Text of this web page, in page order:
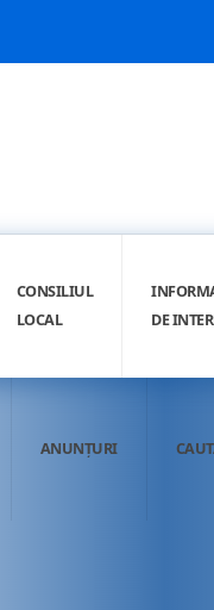
CONSILIUL
LOCAL
DE
ANUNȚURI